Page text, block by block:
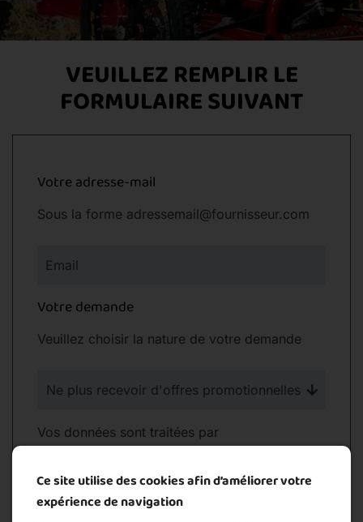
VEUILLEZ REMPLIR LE
FORMULAIRE SUIVANT
Votre adresse-mail
Sous la forme adressemail@fournisseur.com
Email
Votre demande
Veuillez choisir la nature de votre demande
Ne plus recevoir d'offres promotionnelles
Vos données sont traitées par
légale de réponse à vos demandes d'exercices
de droits. Les destinataires sont
Ce site utilise des cookies afin d’améliorer votre
expérience de navigation